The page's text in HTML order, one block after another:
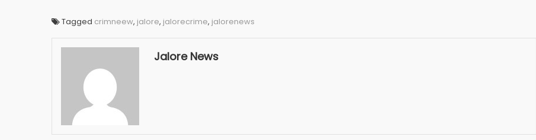
Tagged crimneew, jalore, jalorecrime, jalorenews
Jalore News